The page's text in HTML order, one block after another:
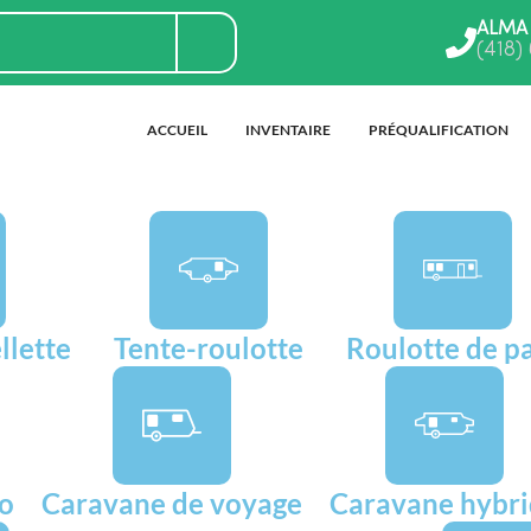
ALMA
(418)
ACCUEIL INVENTAIRE PRÉQUALIFICATION
Tente-roulotte Roulotte de
Caravane de voyage Caravane